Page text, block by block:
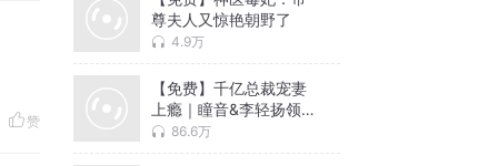
赞
尊夫人又惊艳朝野了
4.9万
【免费】千亿总裁宠妻
上瘾｜瞳音&李轻扬领衔
免费有声剧
86.6万